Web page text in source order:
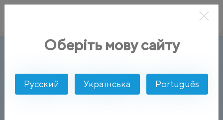
Глоссарий Кодировка символов GSM-7
Оберіть мову сайту
Русский Українська Português